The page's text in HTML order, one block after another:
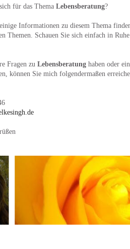
für das Thema Lebensberatung?
Informationen zu diesem Thema
Themen. Schauen Sie sich einfach in
Fragen zu Lebensberatung haben oder
können Sie mich folgendermaßen